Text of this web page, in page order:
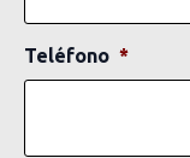
Teléfono *